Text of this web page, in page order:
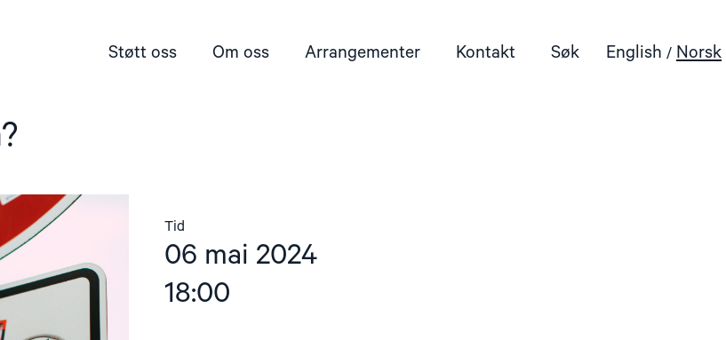
Støtt oss Om oss Arrangementer Kontakt Søk English Norsk
Tid
06 mai 2024
18:00